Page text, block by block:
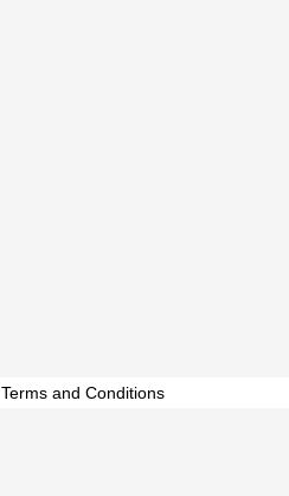
Terms and Conditions